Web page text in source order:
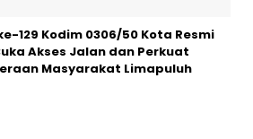
129 Kodim 0306/50 Kota Resmi
Akses Jalan dan Perkuat
Masyarakat Limapuluh